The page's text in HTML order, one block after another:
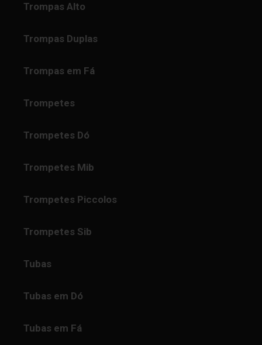
Trompas Alto
Trompas Duplas
Trompas em Fá
Trompetes
Trompetes Dó
Trompetes Mib
Trompetes Piccolos
Trompetes Sib
Tubas
Tubas em Dó
Tubas em Fá